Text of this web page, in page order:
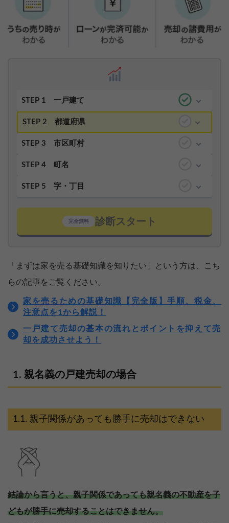
STEP 1 一戸建て
STEP 2 都道府県
STEP 3 市区町村
STEP 4 町名
STEP 5 字・丁目
完全無料 診断スタート
「まずは家を売る基礎知識を知りたい」という方は、こち
らの記事をご覧ください。
家を売るための基礎知識【完全版】手順、税金、
注意点を1から解説！
一戸建て売却の基本の流れとポイントを抑えて売
却を成功させよう！
親名義の戸建売却の場合
親子関係があっても勝手に売却はできない
結論から言うと、親子関係であっても親名義の不動産を子
どもが勝手に売却することはできません。